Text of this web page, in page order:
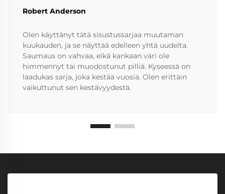
Robert Anderson
Olen käyttänyt tätä sisustussarjaa muutaman
kuukauden, ja se näyttää edelleen yhtä uudelta.
Saumaus on vahvaa, eikä kankaan väri ole
himmennyt tai muodostunut pilliä. Kyseessä on
laadukas sarja, joka kestää vuosia. Olen erittäin
vaikuttunut sen kestävyydestä.